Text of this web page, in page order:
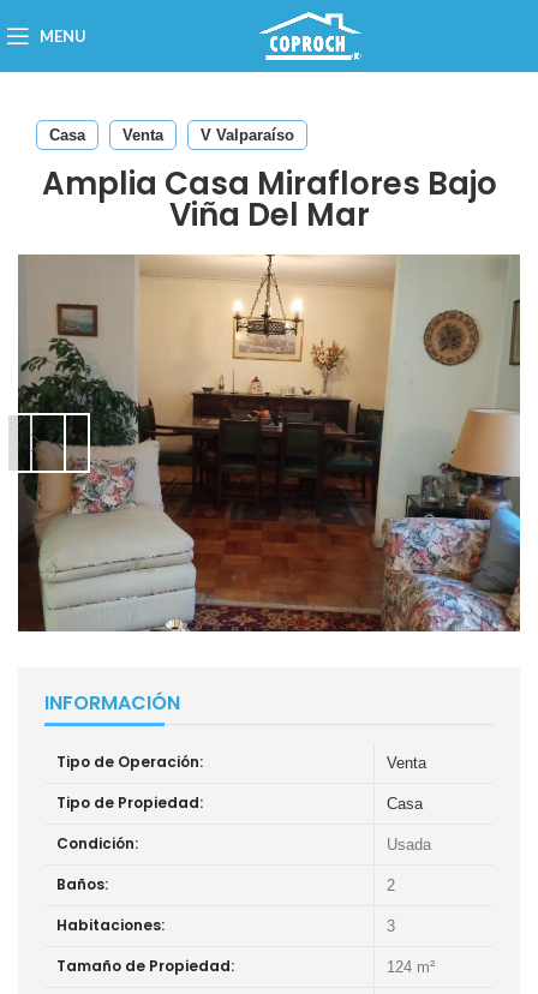
MENU
Casa Venta V Valparaíso
Amplia Casa Miraflores Bajo
Viña Del Mar
INFORMACIÓN
Tipo de Operación: Venta
Tipo de Propiedad: Casa
Condición: Usada
Baños: 2
Habitaciones: 3
Tamaño de Propiedad: 124 m²